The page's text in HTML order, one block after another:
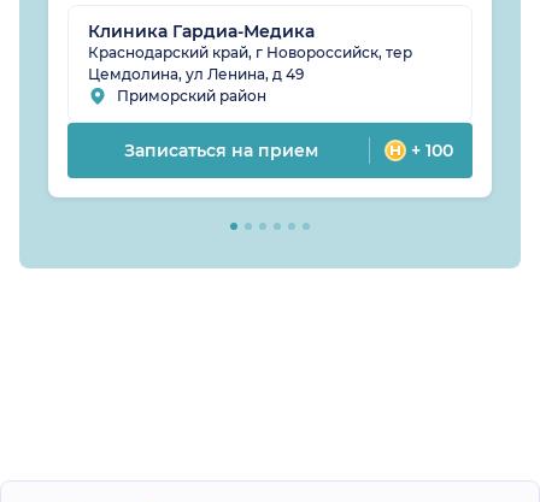
Клиника Гардиа-Медика
Краснодарский край, г Новороссийск, тер
Цемдолина, ул Ленина, д 49
Приморский район
Записаться на прием + 100